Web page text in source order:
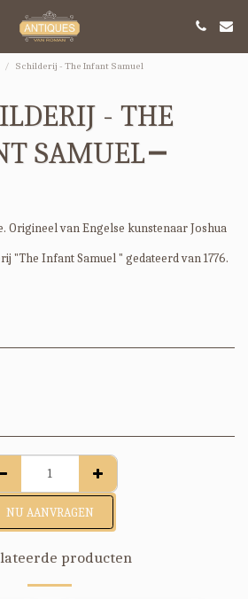
Schilderij - The Infant Samuel
- THE
SAMUEL
Origineel van Engelse kunstenaar Joshua
"The Infant Samuel " gedateerd van 1776.
NU AANVRAGEN
producten